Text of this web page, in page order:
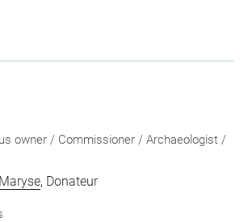
owner / Commissioner / Archaeologist /
, Donateur